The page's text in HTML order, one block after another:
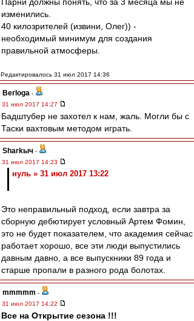
изменились.
40 килозрителей (извини, Олег)) -
необходимый минимум для создания
правильной атмосферы.
Редактировалось 31 июл 2017 14:36
Berloga -
31 июл 2017 14:27
Бадштубер не захотел к нам, жаль. Могли бы с
Таски вахтовым методом играть.
Sharkыч -
31 июл 2017 14:23
нуль » 31 июл 2017 13:22
Это неправильный подход, если завтра за
сборную дебютирует условный Артем Фомин,
это не будет показателем, что академия сейчас
работает хорошо, все эти люди выпустились
давным давно, а все выпускники 89 года и
старше пропали в разного рода болотах.
mmmmm -
31 июл 2017 14:22
Все на Открытие сезона !!!